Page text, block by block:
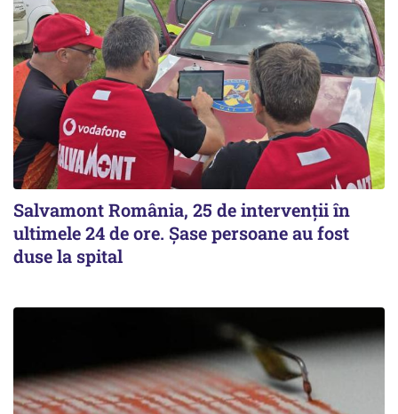
Salvamont România, 25 de intervenții în
ultimele 24 de ore. Șase persoane au fost
duse la spital